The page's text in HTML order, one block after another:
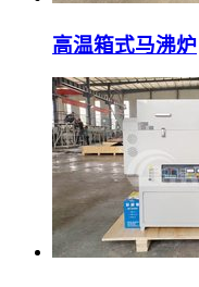
高温箱式马沸炉